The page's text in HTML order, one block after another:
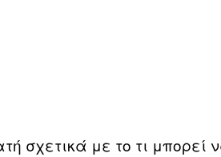
σχετικά με το τι μπορεί